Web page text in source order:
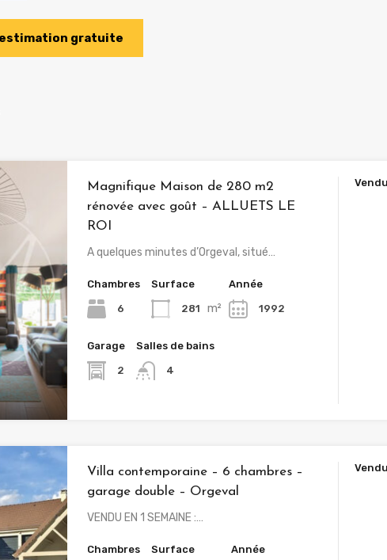
estimation gratuite
Magnifique Maison de 280 m2
rénovée avec goût – ALLUETS LE
ROI
A quelques minutes d’Orgeval, situé…
Chambres
6
Surface
281 m²
Année
1992
Garage
2
Salles de bains
4
Vendu
Villa contemporaine – 6 chambres –
garage double – Orgeval
VENDU EN 1 SEMAINE :…
Chambres Surface Année
Vendu